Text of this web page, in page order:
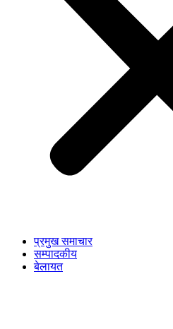
प्रमुख समाचार
सम्पादकीय
बेलायत